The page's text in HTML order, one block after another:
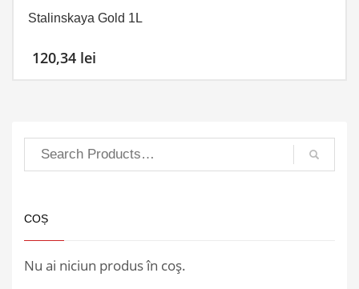
Stalinskaya Gold 1L
120,34 lei
COȘ
Nu ai niciun produs în coș.